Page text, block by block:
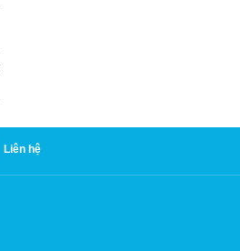
Liên hệ